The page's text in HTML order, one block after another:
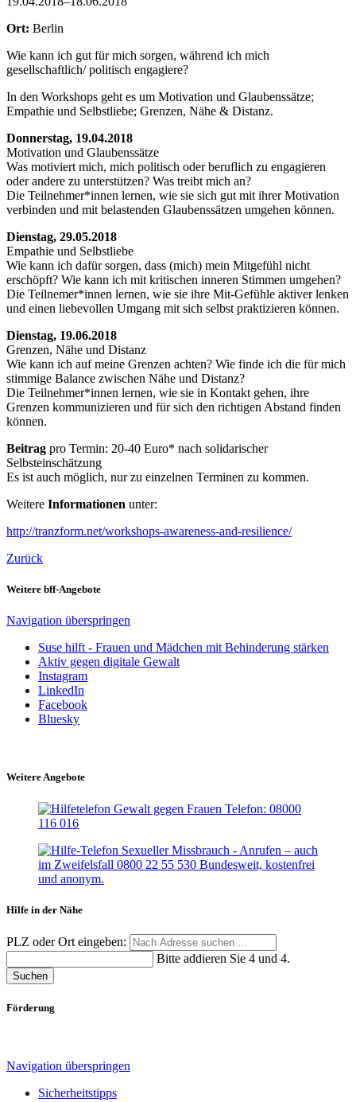
Ort: Berlin
Wie kann ich gut für mich sorgen, während ich mich
gesellschaftlich/ politisch engagiere?
In den Workshops geht es um Motivation und Glaubenssätze;
Empathie und Selbstliebe; Grenzen, Nähe & Distanz.
Donnerstag, 19.04.2018
Motivation und Glaubenssätze
Was motiviert mich, mich politisch oder beruflich zu engagieren
oder andere zu unterstützen? Was treibt mich an?
Die Teilnehmer*innen lernen, wie sie sich gut mit ihrer Motivation
verbinden und mit belastenden Glaubenssätzen umgehen können.
Dienstag, 29.05.2018
Empathie und Selbstliebe
Wie kann ich dafür sorgen, dass (mich) mein Mitgefühl nicht
erschöpft? Wie kann ich mit kritischen inneren Stimmen umgehen?
Die Teilnemer*innen lernen, wie sie ihre Mit-Gefühle aktiver lenken
und einen liebevollen Umgang mit sich selbst praktizieren können.
Dienstag, 19.06.2018
Grenzen, Nähe und Distanz
Wie kann ich auf meine Grenzen achten? Wie finde ich die für mich
stimmige Balance zwischen Nähe und Distanz?
Die Teilnehmer*innen lernen, wie sie in Kontakt gehen, ihre
Grenzen kommunizieren und für sich den richtigen Abstand finden
können.
Beitrag pro Termin: 20-40 Euro* nach solidarischer
Selbsteinschätzung
Es ist auch möglich, nur zu einzelnen Terminen zu kommen.
Weitere Informationen unter:
http://tranzform.net/workshops-awareness-and-resilience/
Zurück
Weitere bff-Angebote
Navigation überspringen
Suse hilft - Frauen und Mädchen mit Behinderung stärken
Aktiv gegen digitale Gewalt
Instagram
LinkedIn
Facebook
Bluesky
Weitere Angebote
Hilfe in der Nähe
PLZ oder Ort eingeben:
Bitte addieren Sie 4 und 4.
Suchen
Förderung
Navigation überspringen
Sicherheitstipps